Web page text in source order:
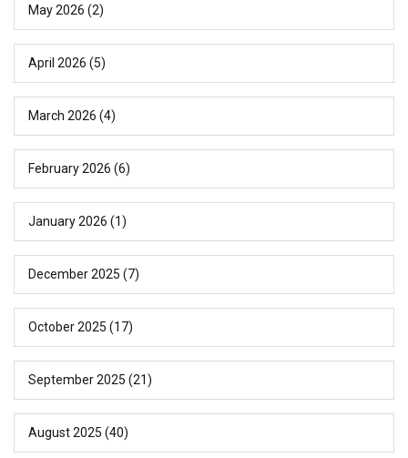
May 2026 (2)
April 2026 (5)
March 2026 (4)
February 2026 (6)
January 2026 (1)
December 2025 (7)
October 2025 (17)
September 2025 (21)
August 2025 (40)